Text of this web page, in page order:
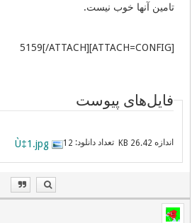
تامین آنها خوب نیست.
[ATTACH=CONFIG]5159[/ATTACH]
فایل‌های پیوست
Ù‡1.jpg اندازه 26.42 KB تعداد دانلود: 12